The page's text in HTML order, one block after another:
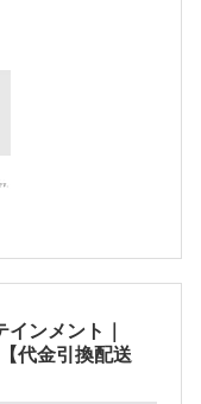
ンメント｜
代金引換配送